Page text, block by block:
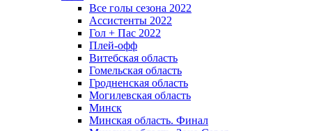
Все голы сезона 2022
Ассистенты 2022
Гол + Пас 2022
Плей-офф
Витебская область
Гомельская область
Гродненская область
Могилевская область
Минск
Mинская область. Финал